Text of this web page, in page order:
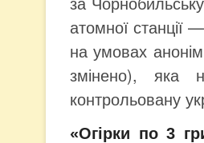
атомної
на умовах
змінено), яка
контрольовану
«Огірки по 3